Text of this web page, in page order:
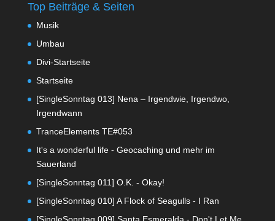
Top Beiträge & Seiten
Musik
Umbau
Divi-Startseite
Startseite
[SingleSonntag 013] Nena – Irgendwie, Irgendwo,
Irgendwann
TranceElements TE#053
It's a wonderful life - Geocaching und mehr im
Sauerland
[SingleSonntag 011] O.K. - Okay!
[SingleSonntag 010] A Flock of Seagulls - I Ran